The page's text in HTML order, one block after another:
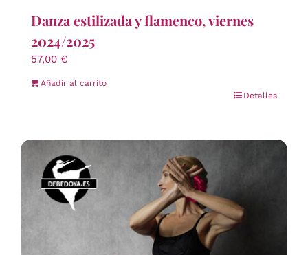
Danza estilizada y flamenco, viernes
2024/2025
57,00 €
Añadir al carrito
Detalles